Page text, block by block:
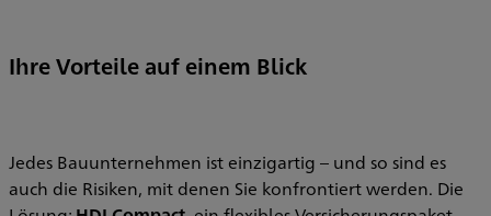
Ihre Vorteile auf einem Blick
Jedes Bauunternehmen ist einzigartig – und so sind es
auch die Risiken, mit denen Sie konfrontiert werden. Die